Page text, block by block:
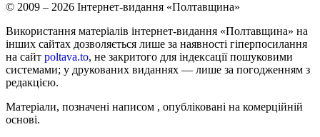
© 2009 – 2026 Інтернет-видання «Полтавщина»
Використання матеріалів інтернет-видання «Полтавщина» на
інших сайтах дозволяється лише за наявності гіперпосилання
на сайт poltava.to, не закритого для індексації пошуковими
системами; у друкованих виданнях — лише за погодженням з
редакцією.
Матеріали, позначені написом , опубліковані на комерційній
основі.